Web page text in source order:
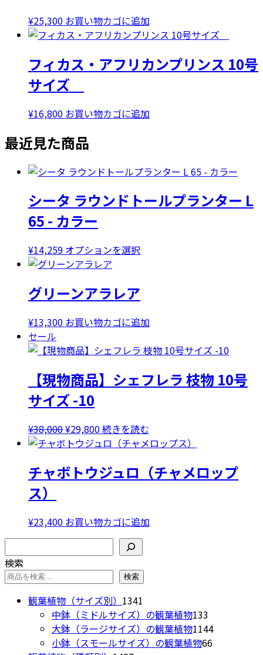
¥25,300 お買い物カゴに追加
フィカス・アフリカンプリンス 10号
サイズ
¥16,800 お買い物カゴに追加
最近見た商品
シータ ラウンドトールプランター L
65 - カラー
¥14,259 オプションを選択
に
は
数
バ
リ
シ
ョ
ま
す。
プ
シ
ョ
ン
は
商
品
グリーンアラレア
¥13,300 お買い物カゴに追加
セール
【現物商品】シェフレラ 枝物 10号
サイズ -10
¥38,000元
の
格
は
し
た。
¥29,800現
在
価
格
で
す。
続きを読む
チャボトウジュロ（チャメロップ
ス）
¥23,400 お買い物カゴに追加
検索
検索
観葉植物（サイズ別） 1341
個
の
商
中鉢（ミドルサイズ）の観葉植物133
個
の
大鉢（ラージサイズ）の観葉植物11441144
小鉢（スモールサイズ）の観葉植物6666